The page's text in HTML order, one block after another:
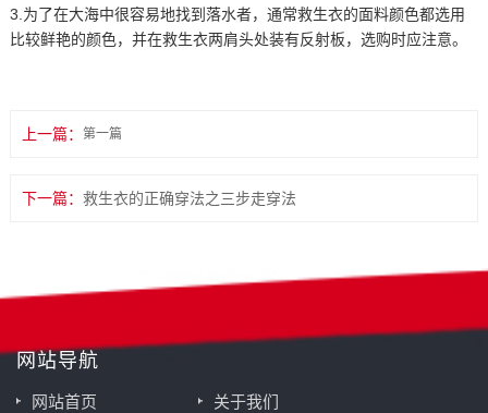
3.为了在大海中很容易地找到落水者，通常救生衣的面料颜色都选用
比较鲜艳的颜色，并在救生衣两肩头处装有反射板，选购时应注意。
上一篇： 第一篇
下一篇： 救生衣的正确穿法之三步走穿法
网站导航
网站首页 关于我们